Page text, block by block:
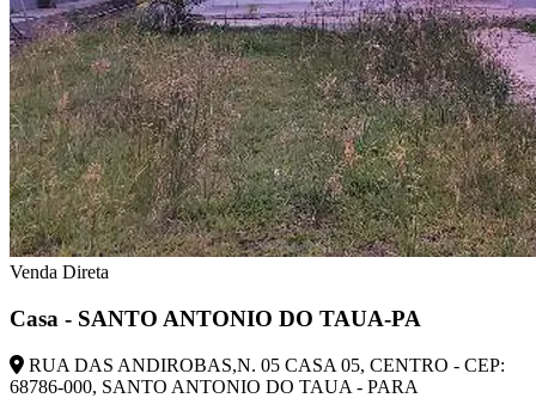
Venda Direta
Casa - SANTO ANTONIO DO TAUA-PA
RUA DAS ANDIROBAS,N. 05 CASA 05, CENTRO - CEP:
68786-000, SANTO ANTONIO DO TAUA - PARA